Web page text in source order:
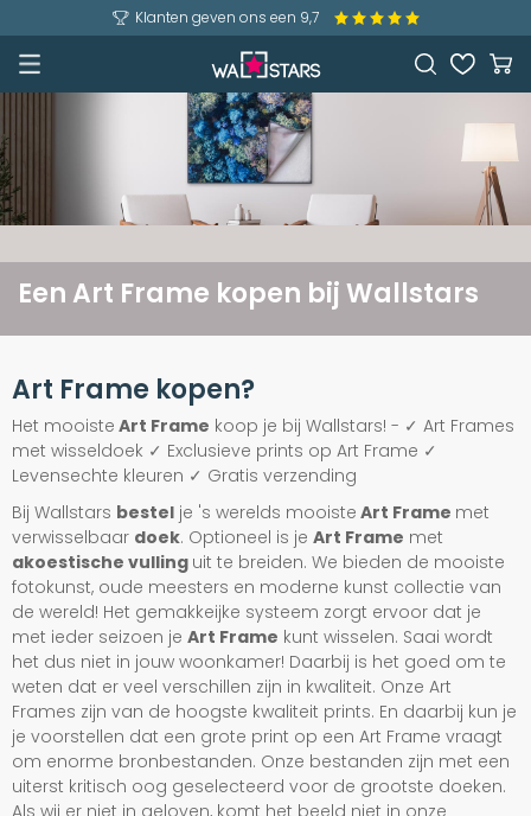
Klanten geven ons een 9,7
Een Art Frame kopen bij Wallstars
Art Frame kopen?
Het mooiste Art Frame koop je bij Wallstars! - ✓ Art Frames
met wisseldoek ✓ Exclusieve prints op Art Frame ✓
Levensechte kleuren ✓ Gratis verzending
Bij Wallstars bestel je 's werelds mooiste Art Frame met
verwisselbaar doek. Optioneel is je Art Frame met
akoestische vulling uit te breiden. We bieden de mooiste
fotokunst, oude meesters en moderne kunst collectie van
de wereld! Het gemakkeijke systeem zorgt ervoor dat je
met ieder seizoen je Art Frame kunt wisselen. Saai wordt
het dus niet in jouw woonkamer! Daarbij is het goed om te
weten dat er veel verschillen zijn in kwaliteit. Onze Art
Frames zijn van de hoogste kwaliteit prints. En daarbij kun je
je voorstellen dat een grote print op een Art Frame vraagt
om enorme bronbestanden. Onze bestanden zijn met een
uiterst kritisch oog geselecteerd voor de grootste doeken.
Als wij er niet in geloven, komt het beeld niet in onze